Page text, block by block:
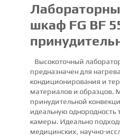
шкаф FG BF
Высокоточный
предназначен для
кондиционирования и
материалов и образцов.
принудительной
идеальную
камеры. Идеально
медицинских, научно-